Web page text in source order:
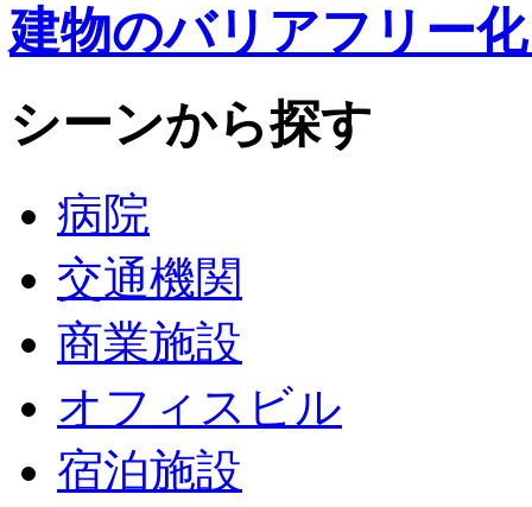
建物のバリアフリー
シーンから探す
病院
交通機関
商業施設
オフィスビル
宿泊施設